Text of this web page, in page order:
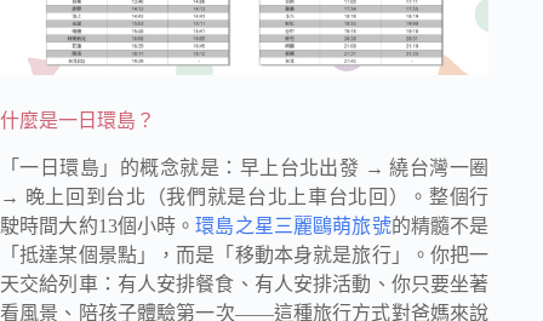
什麼是一日環島？
「一日環島」的概念就是：早上台北出發 → 繞台灣一圈
→ 晚上回到台北（我們就是台北上車台北回）。整個行
駛時間大約13個小時。環島之星三麗鷗萌旅號的精髓不是
「抵達某個景點」，而是「移動本身就是旅行」。你把一
天交給列車：有人安排餐食、有人安排活動、你只要坐著
看風景、陪孩子體驗第一次——這種旅行方式對爸媽來說